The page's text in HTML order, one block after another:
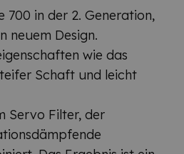
700 in der 2. Generation,
neuem Design.
wie das
Schaft und leicht
Servo Filter, der